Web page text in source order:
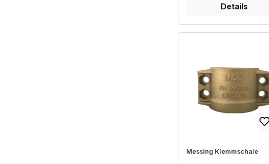
Details
Messing Klemmschale